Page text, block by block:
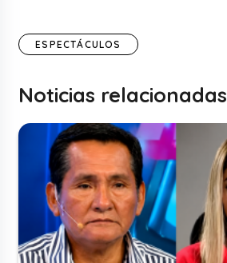
ESPECTÁCULOS
Noticias relacionadas